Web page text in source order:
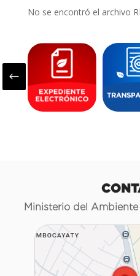
No se encontró el archivo
#
Ministerio del